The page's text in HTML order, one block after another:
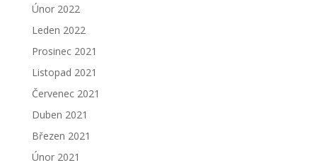
Únor 2022
Leden 2022
Prosinec 2021
Listopad 2021
Červenec 2021
Duben 2021
Březen 2021
Únor 2021